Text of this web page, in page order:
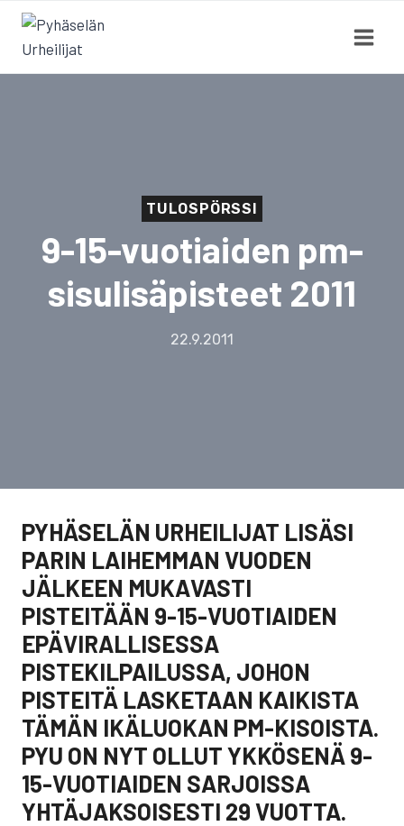
Siirry
sisältöön
TULOSPÖRSSI
9-15-vuotiaiden pm-
sisulisäpisteet 2011
22.9.2011
PYHÄSELÄN URHEILIJAT LISÄSI
PARIN LAIHEMMAN VUODEN
JÄLKEEN MUKAVASTI
PISTEITÄÄN 9-15-VUOTIAIDEN
EPÄVIRALLISESSA
PISTEKILPAILUSSA, JOHON
PISTEITÄ LASKETAAN KAIKISTA
TÄMÄN IKÄLUOKAN PM-KISOISTA.
PYU ON NYT OLLUT YKKÖSENÄ 9-
15-VUOTIAIDEN SARJOISSA
YHTÄJAKSOISESTI 29 VUOTTA.